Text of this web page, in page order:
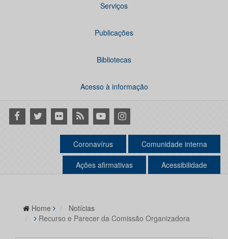
Serviços
Publicações
Bibliotecas
Acesso à informação
Facebook
Twitter Flickr RSS YoutubeInstagram
Coronavírus Comunidade interna
Ações afirmativas Acessibilidade
Home
Notícias
Recurso e Parecer da Comissão Organizadora